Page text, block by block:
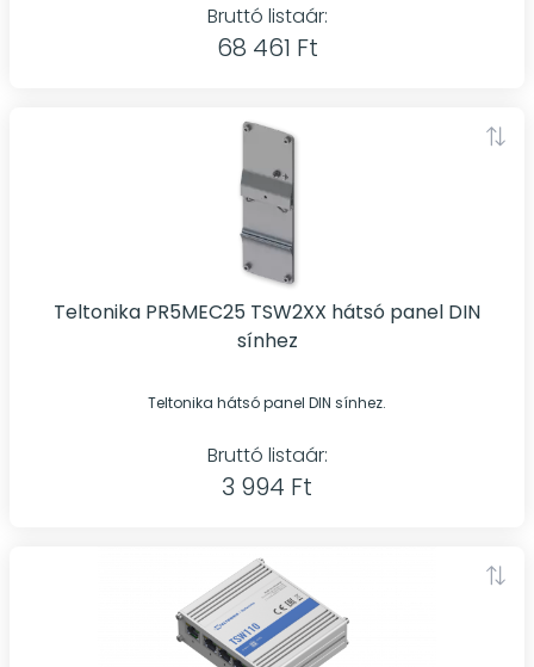
Bruttó listaár:
68 461 Ft
Teltonika PR5MEC25 TSW2XX hátsó panel DIN
sínhez
Teltonika hátsó panel DIN sínhez.
Bruttó listaár:
3 994 Ft